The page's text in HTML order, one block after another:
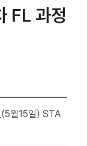
FL 과정
월15일) STA